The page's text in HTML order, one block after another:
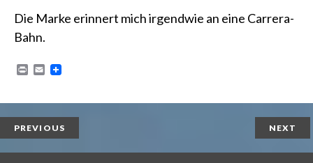
Die Marke erinnert mich irgendwie an eine Carrera-
Bahn.
P
n
t
E
i
l
PREVIOUS NEXT